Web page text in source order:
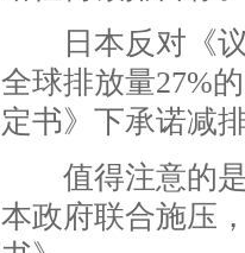
日本反对《议
全球排放量27%
定书》下承诺减
值得注意的是
本政府联合施压